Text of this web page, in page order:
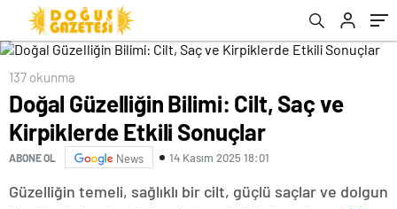
137 okunma
Doğal Güzelliğin Bilimi: Cilt, Saç ve
Kirpiklerde Etkili Sonuçlar
ABONE OL News 14 Kasım 2025 18:01
Güzelliğin temeli, sağlıklı bir cilt, güçlü saçlar ve dolgun